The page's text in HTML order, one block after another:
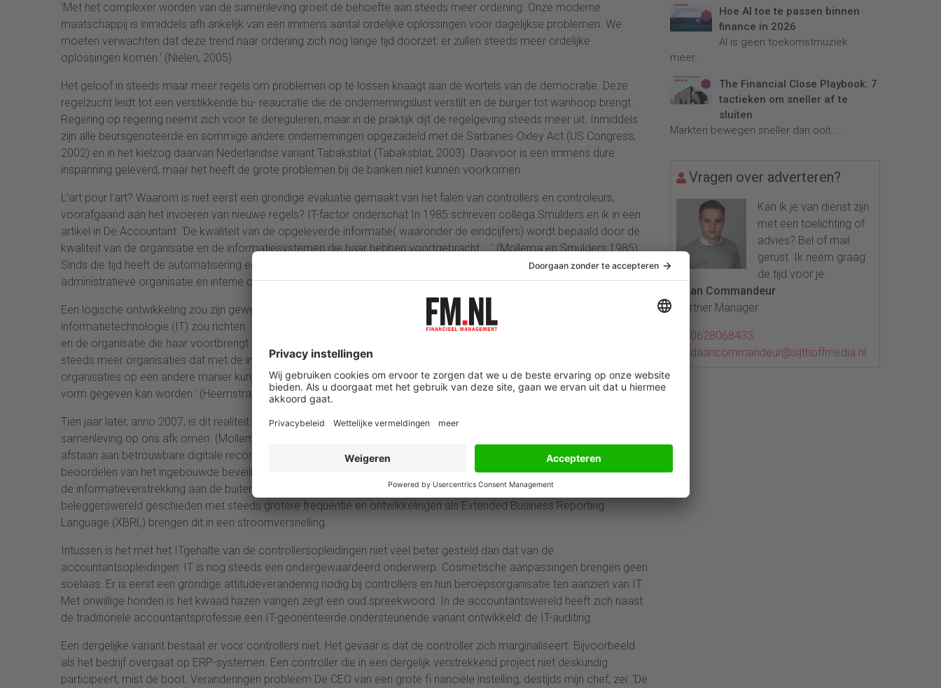
‘Met het complexer worden van de samenleving groeit de behoefte aan steeds meer ordening. Onze moderne
maatschappij is inmiddels afh ankelijk van een immens aantal ordelijke oplossingen voor dagelijkse problemen. We
moeten verwachten dat deze trend naar ordening zich nog lange tijd doorzet: er zullen steeds meer ordelijke
oplossingen komen.’ (Nielen, 2005)
Het geloof in steeds maar meer regels om problemen op te lossen knaagt aan de wortels van de democratie. Deze
regelzucht leidt tot een verstikkende bu- reaucratie die de ondernemingslust verstilt en de burger tot wanhoop brengt.
Regering op regering neemt zich voor te dereguleren, maar in de praktijk dijt de regelgeving steeds meer uit. Inmiddels
zijn alle beursgenoteerde en sommige andere ondernemingen opgezadeld met de Sarbanes-Oxley Act (US Congress,
2002) en in het kielzog daarvan Nederlandse variant Tabaksblat (Tabaksblat, 2003). Daarvoor is een immens dure
inspanning geleverd, maar het heeft de grote problemen bij de banken niet kunnen voorkomen.
L’art pour l’art? Waarom is niet eerst een grondige evaluatie gemaakt van het falen van controllers en controleurs,
voorafgaand aan het invoeren van nieuwe regels? IT-factor onderschat In 1985 schreven collega Smulders en ik in een
artikel in De Accountant: ‘De kwaliteit van de opgeleverde informatie( waaronder de eindcijfers) wordt bepaald door de
kwaliteit van de organisatie en de informatiesystemen die haar hebben voortgebracht.….’ (Mollema en Smulders 1985).
Sinds die tijd heeft de automatisering een enorme vlucht genomen en is zij als het ware het woonhuis van de
administratieve organisatie en interne controle geworden.
Een logische ontwikkeling zou zijn geweest dat de controller zich steeds meer daarop en ergo op de
informatietechnologie (IT) zou richten. Tenslotte is er een gedeeltelijk causaal verband tussen de kwaliteit van informatie
en de organisatie die haar voortbrengt. Collega Heemstra van de Open Universiteit Heerlen stelt : ‘Vanaf 1990 beseff en
steeds meer organisaties dat met de inzet van IT aanzienlijk competitief voordeel te behalen is, werkprocessen c.q.
organisaties op een andere manier kunnen worden ingericht en samenwerking tussen organisaties volkomen anders
vorm gegeven kan worden.’ (Heemstra, 1997)
Tien jaar later, anno 2007, is dit realiteit. Om de problemen nog groter te maken zien we ook nog eens de papierloze
samenleving op ons afk omen. (Mollema, 2006 ) Een maatschappij waar originele papieren documenten hun plaats
afstaan aan betrouwbare digitale records in computersystemen, waarvan de integriteit alleen is vast te stellen door het
beoordelen van het ingebouwde beveiligingssysteem, een kundigheid die thans op het terrein van de IT-audit ligt. Ook is
de informatieverstrekking aan de buitenwacht sterk veranderd. Informatiestromen van de onderneming naar de
beleggerswereld geschieden met steeds grotere frequentie en ontwikkelingen als Extended Business Reporting
Language (XBRL) brengen dit in een stroomversnelling.
Intussen is het met het ITgehalte van de controllersopleidingen niet veel beter gesteld dan dat van de
accountantsopleidingen: IT is nog steeds een ondergewaardeerd onderwerp. Cosmetische aanpassingen brengen geen
soelaas. Er is eerst een grondige attitudeverandering nodig bij controllers en hun beroepsorganisatie ten aanzien van IT.
Met onwillige honden is het kwaad hazen vangen zegt een oud spreekwoord. In de accountantswereld heeft zich naast
de traditionele accountantsprofessie een IT-georiënteerde ondersteunende variant ontwikkeld: de IT-auditing.
Een dergelijke variant bestaat er voor controllers niet. Het gevaar is dat de controller zich marginaliseert. Bijvoorbeeld
als het bedrijf overgaat op ERP-systemen. Een controller die in een dergelijk verstrekkend project niet deskundig
participeert, mist de boot. Veranderingen probleem De CEO van een grote fi nanciële instelling, destijds mijn chef, zei: ‘De
Hoe AI toe te passen binnen
finance in 2026
AI is geen toekomstmuziek
meer...
The Financial Close Playbook: 7
tactieken om sneller af te
sluiten
Markten bewegen sneller dan ooit....
Vragen over adverteren?
Kan ik je van dienst zijn
met een toelichting of
advies? Bel of mail
gerust. Ik neem graag
de tijd voor je.
Daan Commandeur
Partner Manager
0628068433
daancommandeur@sijthoffmedia.nl